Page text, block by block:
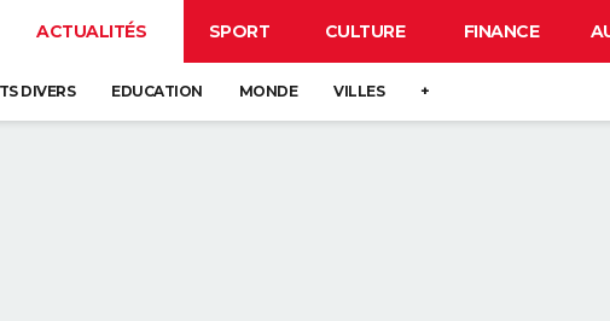
ACTUALITÉS SPORT CULTURE FINANCE
DIVERS EDUCATION MONDE VILLES +